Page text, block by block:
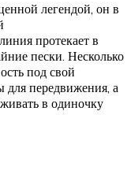
легендой, он в
протекает в
пески. Несколько
под свой
для передвижения, а
в одиночку